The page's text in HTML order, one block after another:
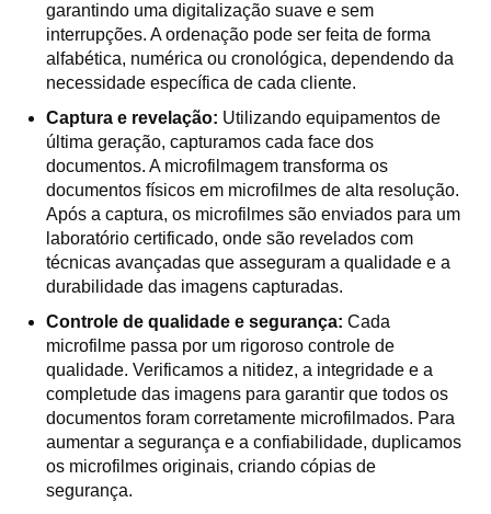
garantindo uma digitalização suave e sem
interrupções. A ordenação pode ser feita de forma
alfabética, numérica ou cronológica, dependendo da
necessidade específica de cada cliente.
Captura e revelação: Utilizando equipamentos de
última geração, capturamos cada face dos
documentos. A microfilmagem transforma os
documentos físicos em microfilmes de alta resolução.
Após a captura, os microfilmes são enviados para um
laboratório certificado, onde são revelados com
técnicas avançadas que asseguram a qualidade e a
durabilidade das imagens capturadas.
Controle de qualidade e segurança: Cada
microfilme passa por um rigoroso controle de
qualidade. Verificamos a nitidez, a integridade e a
completude das imagens para garantir que todos os
documentos foram corretamente microfilmados. Para
aumentar a segurança e a confiabilidade, duplicamos
os microfilmes originais, criando cópias de
segurança.